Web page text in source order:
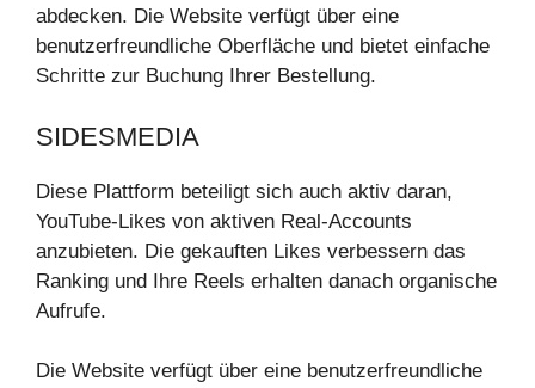
abdecken. Die Website verfügt über eine
benutzerfreundliche Oberfläche und bietet einfache
Schritte zur Buchung Ihrer Bestellung.
SIDESMEDIA
Diese Plattform beteiligt sich auch aktiv daran,
YouTube-Likes von aktiven Real-Accounts
anzubieten. Die gekauften Likes verbessern das
Ranking und Ihre Reels erhalten danach organische
Aufrufe.
Die Website verfügt über eine benutzerfreundliche